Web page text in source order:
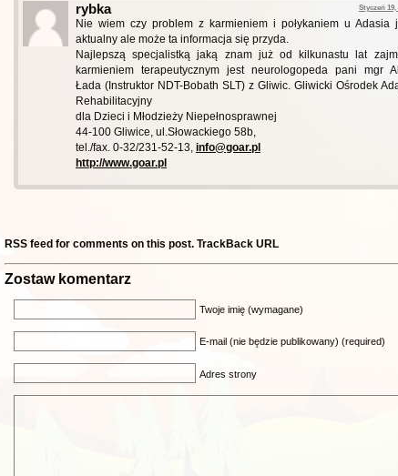
rybka Styczeń 19,
Nie wiem czy problem z karmieniem i połykaniem u Adasia
aktualny ale może ta informacja się przyda.
Najlepszą specjalistką jaką znam już od kilkunastu lat
karmieniem terapeutycznym jest neurologopeda pani mgr
Łada (Instruktor NDT-Bobath SLT) z Gliwic. Gliwicki Ośrodek
Rehabilitacyjny
dla Dzieci i Młodzieży Niepełnosprawnej
44-100 Gliwice, ul.Słowackiego 58b,
tel./fax. 0-32/231-52-13, info@goar.pl
http://www.goar.pl
RSS feed for comments on this post. TrackBack URL
Zostaw komentarz
Twoje imię (wymagane)
E-mail (nie będzie publikowany) (required)
Adres strony